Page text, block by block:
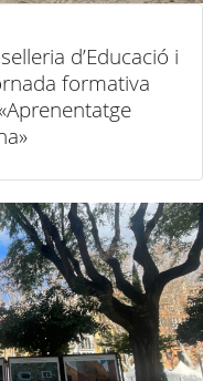
d’Educació i
formativa